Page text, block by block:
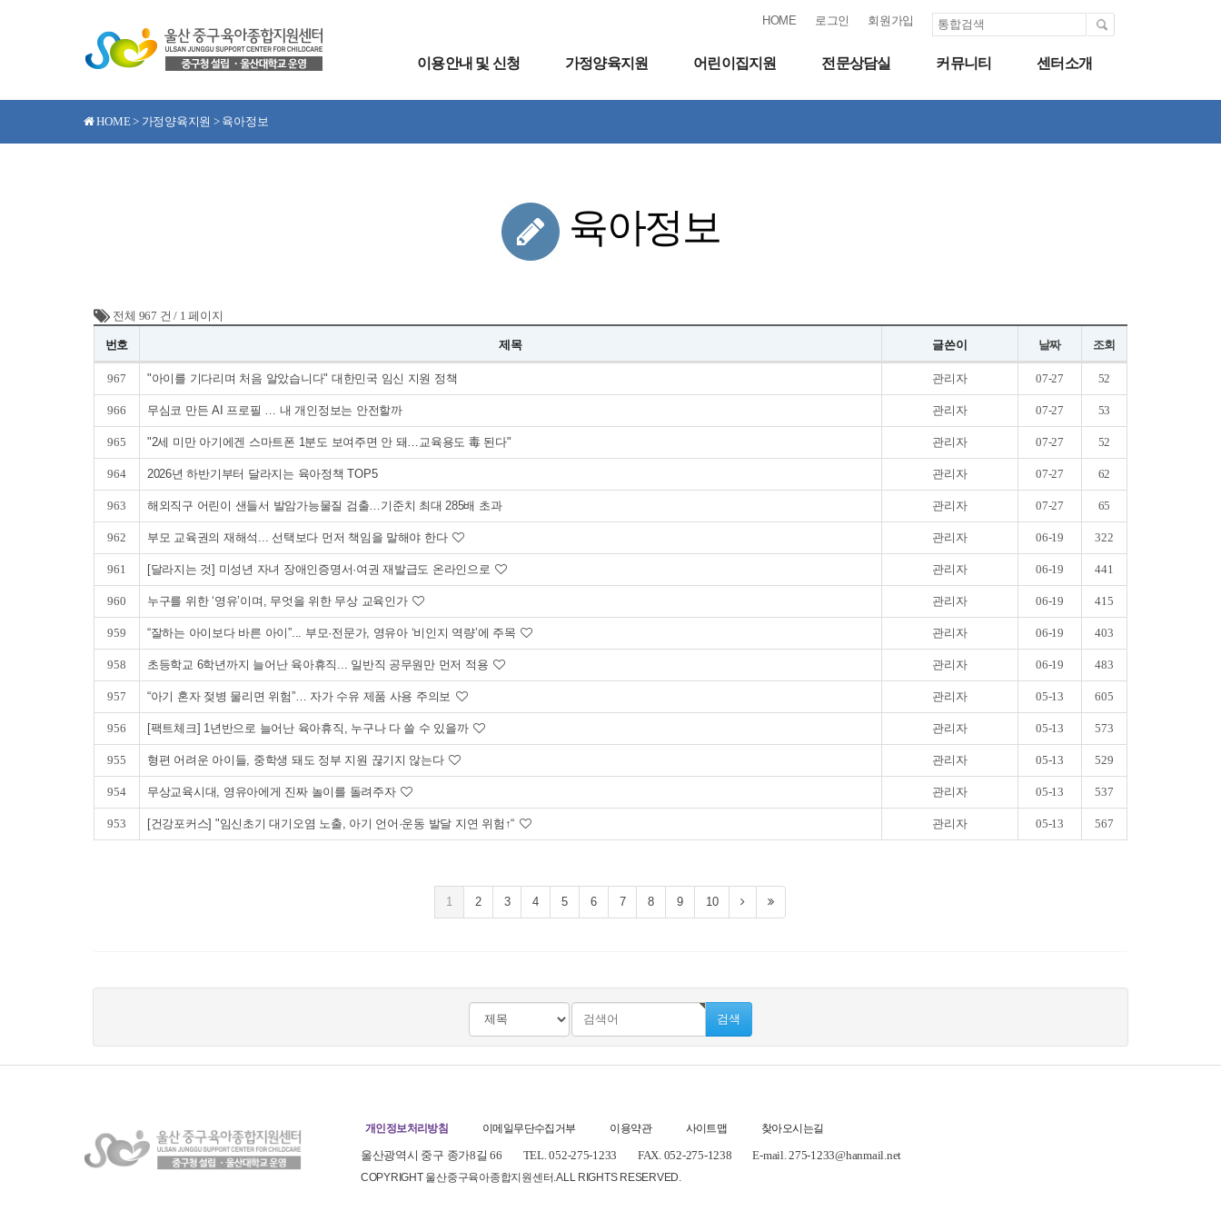
HOME 로그인 회원가입
이용안내 및 신청 가정양육지원 어린이집지원 전문상담실 커뮤니티 센터소개
HOME > 가정양육지원 > 육아정보
육아정보
전체 967 건 / 1 페이지
번호 제목 글쓴이 날짜 조회
967 "아이를 기다리며 처음 알았습니다" 대한민국 임신 지원 정책 관리자 07-27 52
966 무심코 만든 AI 프로필 … 내 개인정보는 안전할까 관리자 07-27 53
965 "2세 미만 아기에겐 스마트폰 1분도 보여주면 안 돼…교육용도 毒 된다" 관리자 07-27 52
964 2026년 하반기부터 달라지는 육아정책 TOP5 관리자 07-27 62
963 해외직구 어린이 샌들서 발암가능물질 검출…기준치 최대 285배 초과 관리자 07-27 65
962 부모 교육권의 재해석... 선택보다 먼저 책임을 말해야 한다 관리자 06-19 322
961 [달라지는 것] 미성년 자녀 장애인증명서·여권 재발급도 온라인으로 관리자 06-19 441
960 누구를 위한 ‘영유’이며, 무엇을 위한 무상 교육인가 관리자 06-19 415
959 “잘하는 아이보다 바른 아이”... 부모·전문가, 영유아 ‘비인지 역량’에 주목 관리자 06-19 403
958 초등학교 6학년까지 늘어난 육아휴직... 일반직 공무원만 먼저 적용 관리자 06-19 483
957 “아기 혼자 젖병 물리면 위험”… 자가 수유 제품 사용 주의보 관리자 05-13 605
956 [팩트체크] 1년반으로 늘어난 육아휴직, 누구나 다 쓸 수 있을까 관리자 05-13 573
955 형편 어려운 아이들, 중학생 돼도 정부 지원 끊기지 않는다 관리자 05-13 529
954 무상교육시대, 영유아에게 진짜 놀이를 돌려주자 관리자 05-13 537
953 [건강포커스] "임신초기 대기오염 노출, 아기 언어·운동 발달 지연 위험↑“ 관리자 05-13 567
1 2 3 4 5 6 7 8 9 10
검색
개인정보처리방침 이메일무단수집거부 이용약관 사이트맵 찾아오시는길
울산광역시 중구 종가8길 66 TEL. 052-275-1233 FAX. 052-275-1238 E-mail. 275-1233@hanmail.net
COPYRIGHT 울산중구육아종합지원센터.ALL RIGHTS RESERVED.